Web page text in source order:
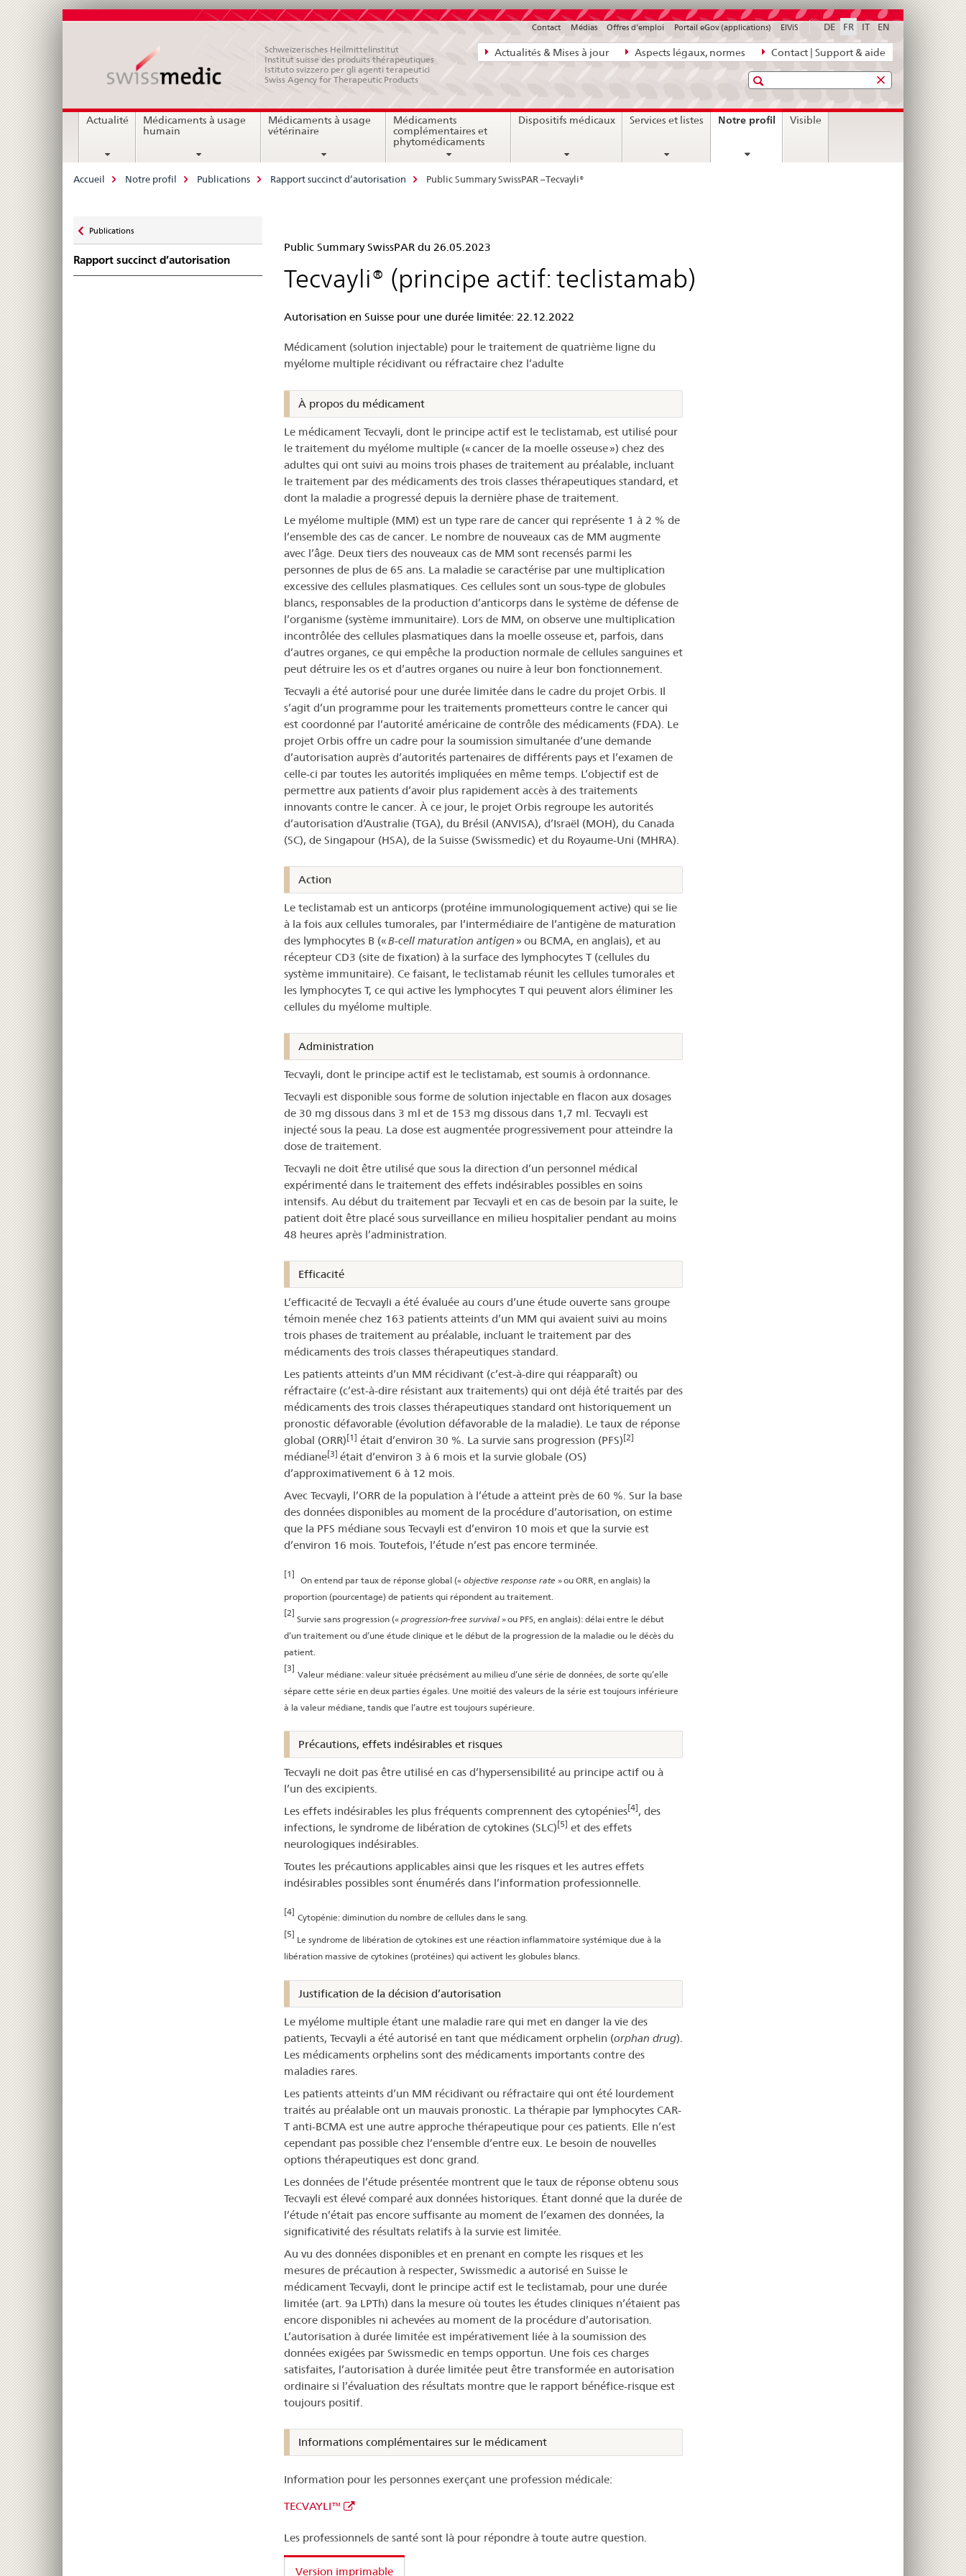
Navigation
directe:
bases
juridiques,
contact
Actualités & Mises à jour Aspects légaux, normes Contact | Support & aide
DE FR IT EN
Contact Médias Offres d'emploi Portail eGov (applications) ElViS
Schweizerisches Heilmittelinstitut
Institut suisse des produits thérapeutiques
Istituto svizzero per gli agenti terapeutici
Swiss Agency for Therapeutic Products
Recherche
Navigation
Actualité
Médicaments à usage
humain
Médicaments à usage
vétérinaire
Médicaments
complémentaires et
phytomédicaments
Dispositifs médicaux Services et listes Notre profil current
Visible
Breadcrumb
Accueil Notre profil Publications Rapport succinct d’autorisation Public Summary SwissPAR –Tecvayli®
zu
Publications
Rapport succinct d’autorisation
Public
Summary
SwissPAR
Tecvayli®
Public Summary SwissPAR du 26.05.2023
Tecvayli® (principe actif: teclistamab)
Autorisation en Suisse pour une durée limitée: 22.12.2022
Médicament (solution injectable) pour le traitement de quatrième ligne du
myélome multiple récidivant ou réfractaire chez l’adulte
À propos du médicament
Le médicament Tecvayli, dont le principe actif est le teclistamab, est utilisé pour
le traitement du myélome multiple (« cancer de la moelle osseuse ») chez des
adultes qui ont suivi au moins trois phases de traitement au préalable, incluant
le traitement par des médicaments des trois classes thérapeutiques standard, et
dont la maladie a progressé depuis la dernière phase de traitement.
Le myélome multiple (MM) est un type rare de cancer qui représente 1 à 2 % de
l’ensemble des cas de cancer. Le nombre de nouveaux cas de MM augmente
avec l’âge. Deux tiers des nouveaux cas de MM sont recensés parmi les
personnes de plus de 65 ans. La maladie se caractérise par une multiplication
excessive des cellules plasmatiques. Ces cellules sont un sous-type de globules
blancs, responsables de la production d’anticorps dans le système de défense de
l’organisme (système immunitaire). Lors de MM, on observe une multiplication
incontrôlée des cellules plasmatiques dans la moelle osseuse et, parfois, dans
d’autres organes, ce qui empêche la production normale de cellules sanguines et
peut détruire les os et d’autres organes ou nuire à leur bon fonctionnement.
Tecvayli a été autorisé pour une durée limitée dans le cadre du projet Orbis. Il
s’agit d’un programme pour les traitements prometteurs contre le cancer qui
est coordonné par l’autorité américaine de contrôle des médicaments (FDA). Le
projet Orbis offre un cadre pour la soumission simultanée d’une demande
d’autorisation auprès d’autorités partenaires de différents pays et l’examen de
celle-ci par toutes les autorités impliquées en même temps. L’objectif est de
permettre aux patients d’avoir plus rapidement accès à des traitements
innovants contre le cancer. À ce jour, le projet Orbis regroupe les autorités
d’autorisation d’Australie (TGA), du Brésil (ANVISA), d’Israël (MOH), du Canada
(SC), de Singapour (HSA), de la Suisse (Swissmedic) et du Royaume-Uni (MHRA).
Action
Le teclistamab est un anticorps (protéine immunologiquement active) qui se lie
à la fois aux cellules tumorales, par l’intermédiaire de l’antigène de maturation
des lymphocytes B («B-cell maturation antigen » ou BCMA, en anglais), et au
récepteur CD3 (site de fixation) à la surface des lymphocytes T (cellules du
système immunitaire). Ce faisant, le teclistamab réunit les cellules tumorales et
les lymphocytes T, ce qui active les lymphocytes T qui peuvent alors éliminer les
cellules du myélome multiple.
Administration
Tecvayli, dont le principe actif est le teclistamab, est soumis à ordonnance.
Tecvayli est disponible sous forme de solution injectable en flacon aux dosages
de 30 mg dissous dans 3 ml et de 153 mg dissous dans 1,7 ml. Tecvayli est
injecté sous la peau. La dose est augmentée progressivement pour atteindre la
dose de traitement.
Tecvayli ne doit être utilisé que sous la direction d’un personnel médical
expérimenté dans le traitement des effets indésirables possibles en soins
intensifs. Au début du traitement par Tecvayli et en cas de besoin par la suite, le
patient doit être placé sous surveillance en milieu hospitalier pendant au moins
48 heures après l’administration.
Efficacité
L’efficacité de Tecvayli a été évaluée au cours d’une étude ouverte sans groupe
témoin menée chez 163 patients atteints d’un MM qui avaient suivi au moins
trois phases de traitement au préalable, incluant le traitement par des
médicaments des trois classes thérapeutiques standard.
Les patients atteints d’un MM récidivant (c’est-à-dire qui réapparaît) ou
réfractaire (c’est-à-dire résistant aux traitements) qui ont déjà été traités par des
médicaments des trois classes thérapeutiques standard ont historiquement un
pronostic défavorable (évolution défavorable de la maladie). Le taux de réponse
global (ORR)[1] était d’environ 30 %. La survie sans progression (PFS)[2]
médiane[3] était d’environ 3 à 6 mois et la survie globale (OS)
d’approximativement 6 à 12 mois.
Avec Tecvayli, l’ORR de la population à l’étude a atteint près de 60 %. Sur la base
des données disponibles au moment de la procédure d’autorisation, on estime
que la PFS médiane sous Tecvayli est d’environ 10 mois et que la survie est
d’environ 16 mois. Toutefois, l’étude n’est pas encore terminée.
[1]
On entend par taux de réponse global (« objective response rate » ou ORR, en anglais) la
proportion (pourcentage) de patients qui répondent au traitement.
[2]
Survie sans progression (« progression-free survival» ou PFS, en anglais): délai entre le début
d’un traitement ou d’une étude clinique et le début de la progression de la maladie ou le décès du
patient.
[3]
Valeur médiane: valeur située précisément au milieu d’une série de données, de sorte qu’elle
sépare cette série en deux parties égales. Une moitié des valeurs de la série est toujours inférieure
à la valeur médiane, tandis que l’autre est toujours supérieure.
Précautions, effets indésirables et risques
Tecvayli ne doit pas être utilisé en cas d’hypersensibilité au principe actif ou à
l’un des excipients.
Les effets indésirables les plus fréquents comprennent des cytopénies[4] , des
infections, le syndrome de libération de cytokines (SLC) [5] et des effets
neurologiques indésirables.
Toutes les précautions applicables ainsi que les risques et les autres effets
indésirables possibles sont énumérés dans l’information professionnelle.
[4]
Cytopénie: diminution du nombre de cellules dans le sang.
[5]
Le syndrome de libération de cytokines est une réaction inflammatoire systémique due à la
libération massive de cytokines (protéines) qui activent les globules blancs.
Justification de la décision d’autorisation
Le myélome multiple étant une maladie rare qui met en danger la vie des
patients, Tecvayli a été autorisé en tant que médicament orphelin (orphan drug).
Les médicaments orphelins sont des médicaments importants contre des
maladies rares.
Les patients atteints d’un MM récidivant ou réfractaire qui ont été lourdement
traités au préalable ont un mauvais pronostic. La thérapie par lymphocytes CAR-
T anti-BCMA est une autre approche thérapeutique pour ces patients. Elle n’est
cependant pas possible chez l’ensemble d’entre eux. Le besoin de nouvelles
options thérapeutiques est donc grand.
Les données de l’étude présentée montrent que le taux de réponse obtenu sous
Tecvayli est élevé comparé aux données historiques. Étant donné que la durée de
l’étude n’était pas encore suffisante au moment de l’examen des données, la
significativité des résultats relatifs à la survie est limitée.
Au vu des données disponibles et en prenant en compte les risques et les
mesures de précaution à respecter, Swissmedic a autorisé en Suisse le
médicament Tecvayli, dont le principe actif est le teclistamab, pour une durée
limitée (art. 9a LPTh) dans la mesure où toutes les études cliniques n’étaient pas
encore disponibles ni achevées au moment de la procédure d’autorisation.
L’autorisation à durée limitée est impérativement liée à la soumission des
données exigées par Swissmedic en temps opportun. Une fois ces charges
satisfaites, l’autorisation à durée limitée peut être transformée en autorisation
ordinaire si l’évaluation des résultats montre que le rapport bénéfice-risque est
toujours positif.
Informations complémentaires sur le médicament
Information pour les personnes exerçant une profession médicale:
TECVAYLI™
Les professionnels de santé sont là pour répondre à toute autre question.
Version imprimable